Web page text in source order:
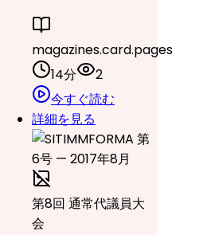
magazines.card.pages
14分
2
今すぐ読む
詳細を見る
第8回 通常代議員大
会